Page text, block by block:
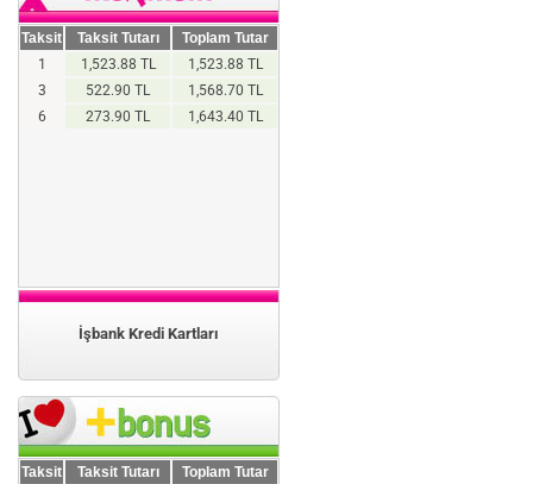
Taksit Taksit Tutarı
Toplam Tutar
1
1,523.88 TL
1,523.88 TL
3
522.90 TL
1,568.70 TL
6
273.90 TL 1,643.40 TL
İşbank Kredi Kartları
Taksit Taksit Tutarı
Toplam Tutar